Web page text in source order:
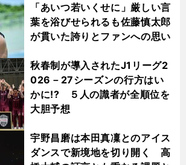
「あいつ若いくせに」厳しい言
葉を浴びせられるも佐藤慎太郎
が貫いた誇りとファンへの思い
秋春制が導入されたJ1リーグ2
026－27シーズンの行方はい
かに!? ５人の識者が全順位を
大胆予想
宇野昌磨は本田真凜とのアイス
ダンスで新境地を切り開く 高